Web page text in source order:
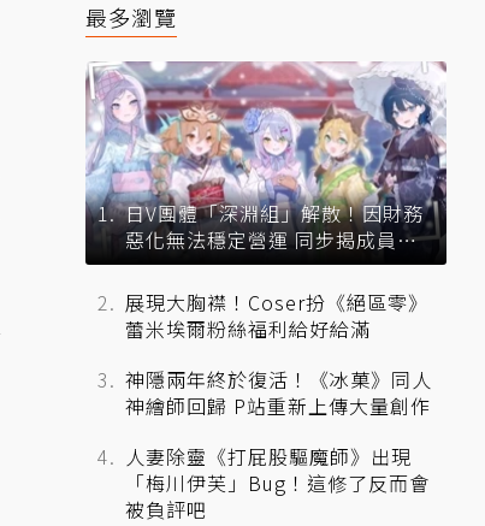
最多瀏覽
日V團體「深淵組」解散！因財務
惡化無法穩定營運 同步揭成員未
來去向
展現大胸襟！Coser扮《絕區零》
蕾米埃爾粉絲福利給好給滿
神隱兩年終於復活！《冰菓》同人
神繪師回歸 P站重新上傳大量創作
人妻除靈《打屁股驅魔師》出現
「梅川伊芙」Bug！這修了反而會
被負評吧